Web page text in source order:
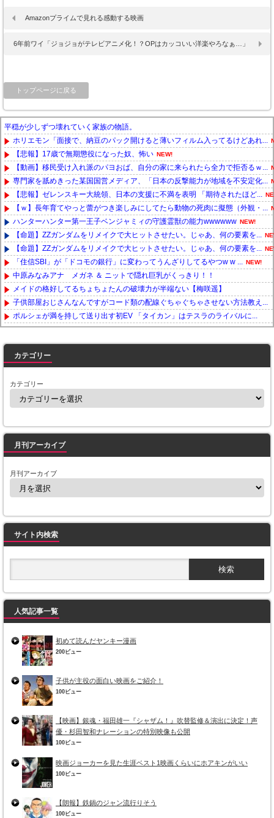
Amazonプライムで見れる感動する映画
6年前ワイ「ジョジョがテレビアニメ化！？OPはカッコいい洋楽やろなぁ…」
トップページに戻る
平穏が少しずつ壊れていく家族の物語。
ホリエモン「面接で、納豆のパック開けると薄いフィルム入ってるけどあれ...
【悲報】17歳で無期懲役になった奴、怖い NEW!
【動画】移民受け入れ派のパヨおば、自分の家に来られたら全力で拒否るｗ...
専門家を舐めきった某国国営メディア、「日本の反撃能力が地域を不安定化...
【悲報】ゼレンスキー大統領、日本の支援に不満を表明 「期待されたほど...
【ｗ】長年育てやっと蕾がつき楽しみにしてたら動物の死肉に擬態（外観・...
ハンターハンター第一王子ベンジャミィの守護霊獣の能力wwwwww NEW!
【命題】ZZガンダムをリメイクで大ヒットさせたい。じゃあ、何の要素を...
【命題】ZZガンダムをリメイクで大ヒットさせたい。じゃあ、何の要素を...
「住信SBI」が「ドコモの銀行」に変わってうんざりしてるやつw w ... NEW!
中原みなみアナ メガネ ＆ ニットで隠れ巨乳がくっきり！！
メイドの格好してるちょちょたんの破壊力が半端ない【梅咲遥】
子供部屋おじさんなんですがコード類の配線ぐちゃぐちゃさせない方法教え...
ポルシェが満を持して送り出す初EV 「タイカン」はテスラのライバルに...
カテゴリー
カテゴリー
月刊アーカイブ
月刊アーカイブ
サイト内検索
人気記事一覧
初めて読んだヤンキー漫画
200ビュー
子供が主役の面白い映画をご紹介！
100ビュー
【映画】銀魂・福田雄一『シャザム！』吹替監修＆演出に決定！声
優・杉田智和ナレーションの特別映像も公開
100ビュー
映画ジョーカーを見た生涯ベスト1映画くらいにホアキンがいい
100ビュー
【朗報】鉄鍋のジャン流行りそう
100ビュー